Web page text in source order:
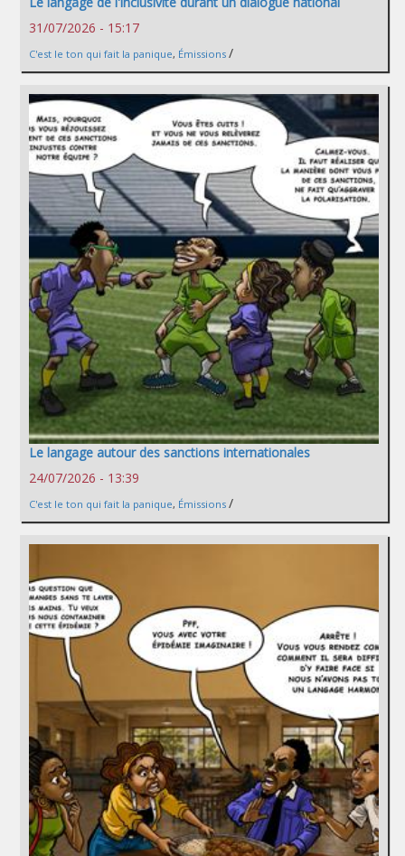
31/07/2026 - 15:17
C'est le ton qui fait la panique, Émissions /
Le langage autour des sanctions internationales
24/07/2026 - 13:39
C'est le ton qui fait la panique, Émissions /